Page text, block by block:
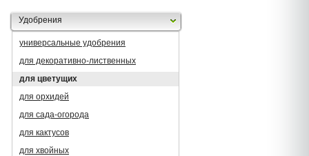
Удобрения
универсальные удобрения
для декоративно-лиственных
для цветущих
для орхидей
для сада-огорода
для кактусов
для хвойных